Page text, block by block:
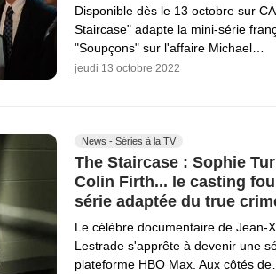
Disponible dès le 13 octobre sur
Staircase" adapte la mini-série
"Soupçons" sur l'affaire Michael…
jeudi 13 octobre 2022
News - Séries à la TV
The Staircase : Sophie
Colin Firth... le casting
série adaptée du true
Le célèbre documentaire de Jean-
Lestrade s'apprête à devenir une
plateforme HBO Max. Aux côtés de…